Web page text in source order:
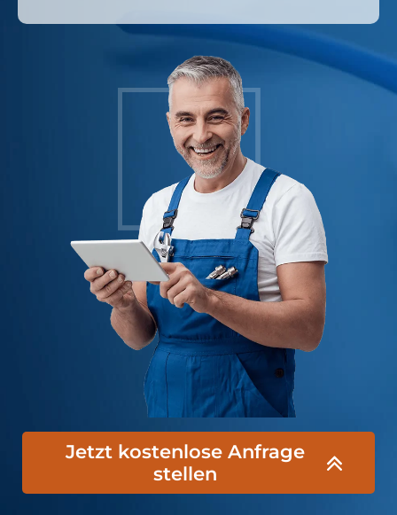
Jetzt kostenlose Anfrage
stellen